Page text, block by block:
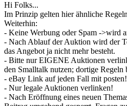
Hi Folks...
Im Prinzip gelten hier ähnliche
Weiterhin:
- Keine Werbung oder Spam ->wird
- Nach Ablauf der Auktion wird der
das Angebot ja nicht mehr besteht.
- Bitte nur EIGENE Auktionen
den Smalltalk nutzen; dortige Regeln
- eBay Link auf jeden Fall mit posten!
- Nur legale Auktionen verlinken!
- Nach Eröffnung eines neuen